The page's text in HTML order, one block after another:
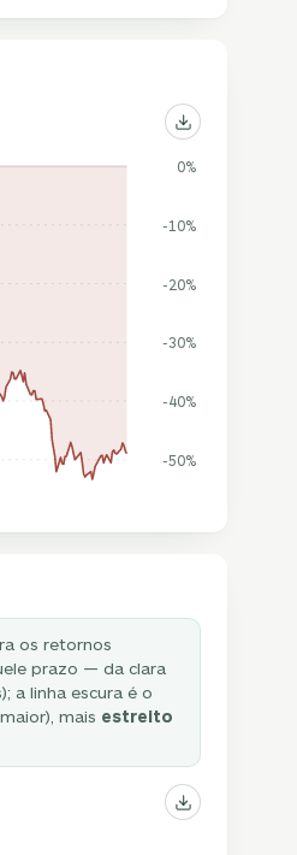
-50%
-40%
-30%
-20%
-10%
0%
os retornos
prazo — da clara
a linha escura é o
mais estreito